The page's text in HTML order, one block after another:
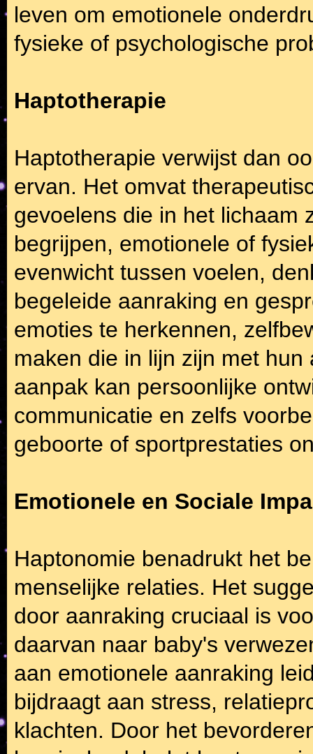
leven om emotionele
fysieke of psychologische
Haptotherapie
Haptotherapie verwijst dan
ervan. Het omvat
gevoelens die in het lichaam
begrijpen, emotionele of
evenwicht tussen voelen,
begeleide aanraking en
emoties te herkennen,
maken die in lijn zijn met
aanpak kan persoonlijke
communicatie en zelfs
geboorte of sportprestaties
Emotionele en Sociale
Haptonomie benadrukt het
menselijke relaties. Het
door aanraking cruciaal is
daarvan naar baby's
aan emotionele aanraking
bijdraagt aan stress,
klachten. Door het